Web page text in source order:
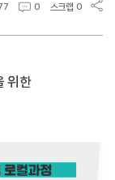
0 스크랩 0
위한